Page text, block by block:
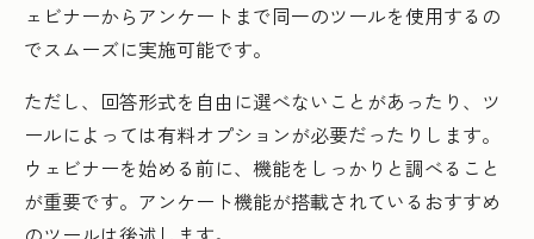
ェビナーからアンケートまで同一のツールを使用するの
でスムーズに実施可能です。
ただし、回答形式を自由に選べないことがあったり、ツ
ールによっては有料オプションが必要だったりします。
ウェビナーを始める前に、機能をしっかりと調べること
が重要です。アンケート機能が搭載されているおすすめ